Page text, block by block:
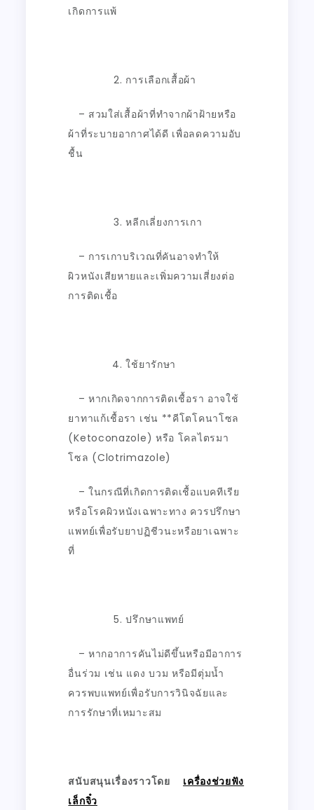
เกิดการแพ้
การเลือกเสื้อผ้า
– สวมใส่เสื้อผ้าที่ทำจากผ้าฝ้ายหรือ
ผ้าที่ระบายอากาศได้ดี เพื่อลดความอับ
ชื้น
หลีกเลี่ยงการเกา
– การเกาบริเวณที่คันอาจทำให้
ผิวหนังเสียหายและเพิ่มความเสี่ยงต่อ
การติดเชื้อ
ใช้ยารักษา
– หากเกิดจากการติดเชื้อรา อาจใช้
ยาทาแก้เชื้อรา เช่น **คีโตโคนาโซล
(Ketoconazole) หรือ โคลไตรมา
โซล (Clotrimazole)
– ในกรณีที่เกิดการติดเชื้อแบคทีเรีย
หรือโรคผิวหนังเฉพาะทาง ควรปรึกษา
แพทย์เพื่อรับยาปฏิชีวนะหรือยาเฉพาะ
ที่
ปรึกษาแพทย์
– หากอาการคันไม่ดีขึ้นหรือมีอาการ
อื่นร่วม เช่น แดง บวม หรือมีตุ่มน้ำ
ควรพบแพทย์เพื่อรับการวินิจฉัยและ
การรักษาที่เหมาะสม
สนับสนุนเรื่องราวโดย เครื่องช่วยฟัง
เล็กจิ๋ว